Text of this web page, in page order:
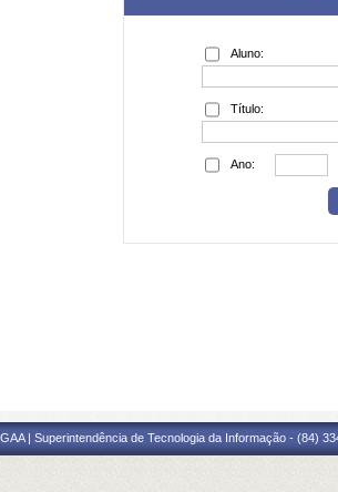
Aluno:
Título:
Ano:
| Superintendência de Tecnologia da Informação - (84)